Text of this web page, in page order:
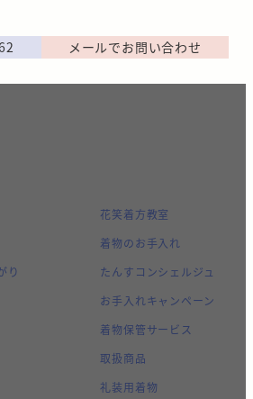
メールでお問い合わせ
り
花笑着方教室
着物のお手入れ
たんすコンシェルジュ
お手入れキャンペーン
着物保管サービス
取扱商品
礼装用着物